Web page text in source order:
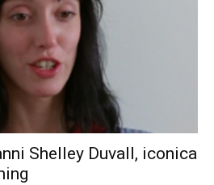
Shelley Duvall, iconica